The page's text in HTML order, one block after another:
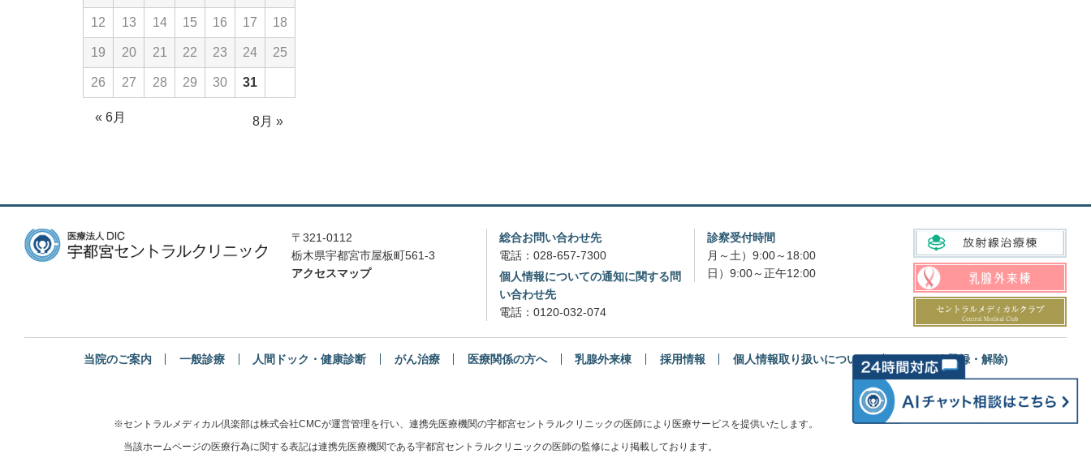
« 6月 8月 »
12 13 14 15 16 17 18
19 20 21 22 23 24 25
26 27 28 29 30 31
〒321-0112
栃木県宇都宮市屋板町561-3
アクセスマップ
総合お問い合わせ先
電話： 028-657-7300
個人情報についての通知に関する問
い合わせ先
電話： 0120-032-074
診察受付時間
月～土）9:00～18:00
日）9:00～正午12:00
当院のご案内 一般診療 人間ドック・健康診断 がん治療 医療関係の方へ 乳腺外来棟 採用情報 個人情報取り扱いについて メルマガ(登録・解除)
※セントラルメディカル倶楽部は株式会社CMCが運営管理を行い、連携先医療機関の宇都宮セントラルクリニックの医師により医療サービスを提供いたします。
当該ホームページの医療行為に関する表記は連携先医療機関である宇都宮セントラルクリニックの医師の監修により掲載しております。